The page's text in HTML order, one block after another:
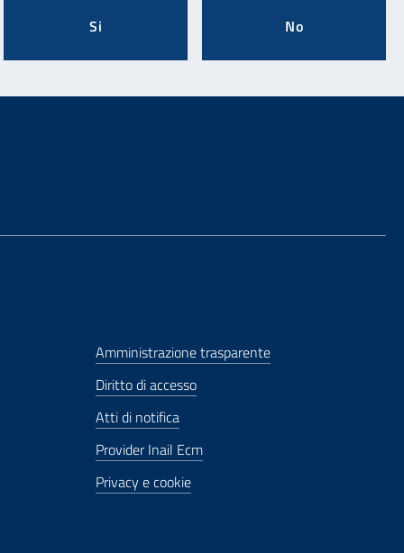
Si No
Amministrazione trasparente
Diritto di accesso
Atti di notifica
Provider Inail Ecm
Privacy e cookie